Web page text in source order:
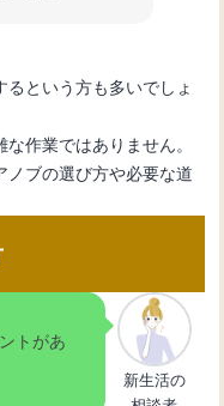
るコツ
という方も多いでしょ
作業ではありません。
ブの選び方や必要な道
トがあ
新生活の